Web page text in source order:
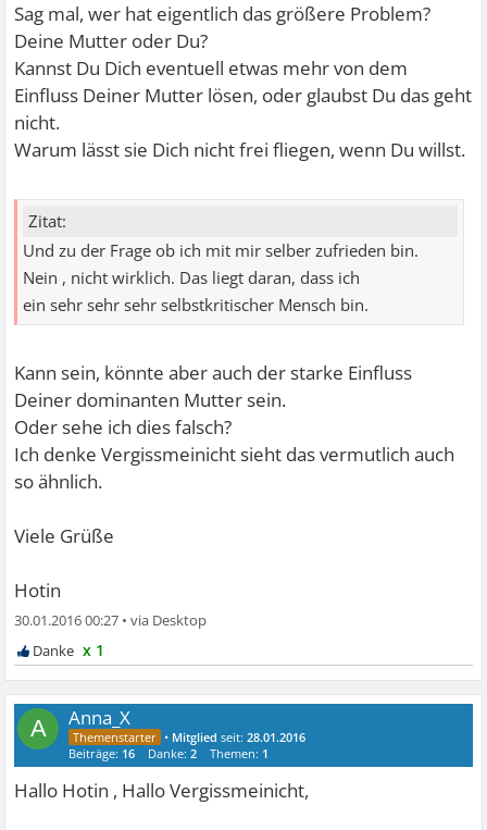
Sag mal, wer hat eigentlich das größere Problem?
Deine Mutter oder Du?
Kannst Du Dich eventuell etwas mehr von dem
Einfluss Deiner Mutter lösen, oder glaubst Du das geht
nicht.
Warum lässt sie Dich nicht frei fliegen, wenn Du willst.
Zitat:
Und zu der Frage ob ich mit mir selber zufrieden bin.
Nein , nicht wirklich. Das liegt daran, dass ich
ein sehr sehr sehr selbstkritischer Mensch bin.
Kann sein, könnte aber auch der starke Einfluss
Deiner dominanten Mutter sein.
Oder sehe ich dies falsch?
Ich denke Vergissmeinicht sieht das vermutlich auch
so ähnlich.
Viele Grüße
Hotin
30.01.2016 00:27 •
x 1
A Anna_X
• Mitglied seit:28.01.2016
Beiträge: 16 Danke:2 Themen: 1
Hallo Hotin , Hallo Vergissmeinicht,